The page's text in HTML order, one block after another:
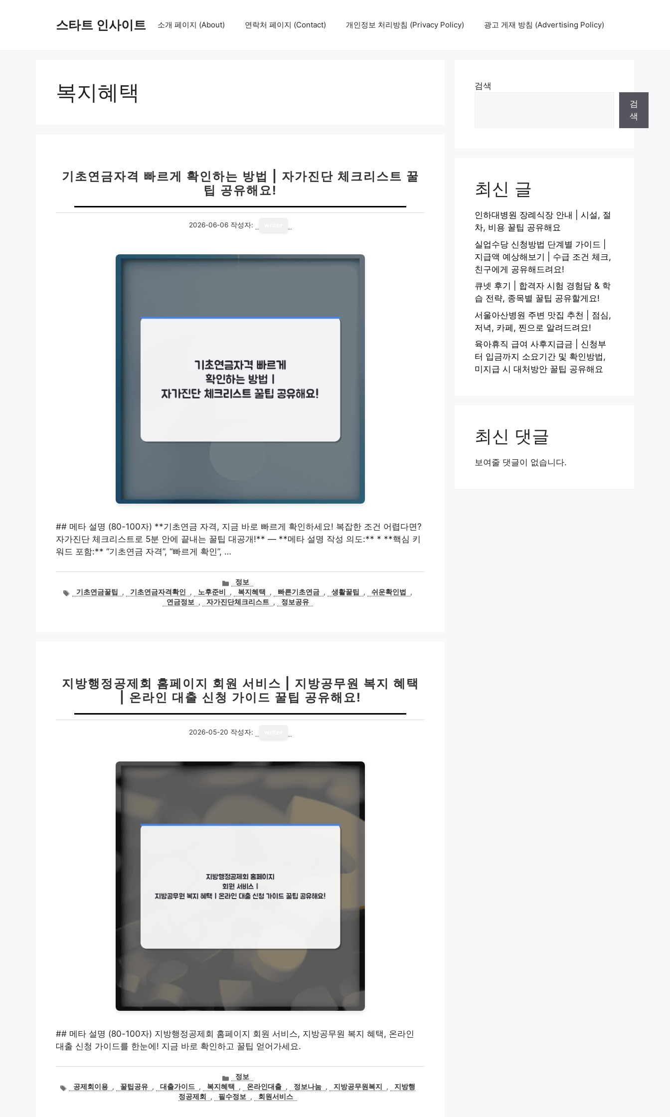
스타트 인사이트 소개 페이지 (About) 연락처 페이지 (Contact) 개인정보 처리방침 (Privacy Policy) 광고 게재 방침 (Advertising Policy)
복지혜택
기초연금자격 빠르게 확인하는 방법 | 자가진단 체크리스트 꿀
팁 공유해요!
2026-06-06 작성자:
## 메타 설명 (80-100자) **기초연금 자격, 지금 바로 빠르게 확인하세요! 복잡한 조건 어렵다면?
자가진단 체크리스트로 5분 안에 끝내는 꿀팁 대공개!** — **메타 설명 작성 의도:** * **핵심 키
워드 포함:** “기초연금 자격”, “빠르게 확인”, …
카
고
정보
태기초연금꿀팁 , 기초연금자격확인 , 노후준비 , 복지혜택 , 빠른기초연금 , 생활꿀팁 , 쉬운확인법
,
연금정보
, 자가진단체크리스트 , 정보공유
지방행정공제회 홈페이지 회원 서비스 | 지방공무원 복지 혜택
| 온라인 대출 신청 가이드 꿀팁 공유해요!
2026-05-20 작성자:
## 메타 설명 (80-100자) 지방행정공제회 홈페이지 회원 서비스, 지방공무원 복지 혜택, 온라인
대출 신청 가이드를 한눈에! 지금 바로 확인하고 꿀팁 얻어가세요.
카
테
고
정보
태공제회이용 , 꿀팁공유 , 대출가이드 , 복지혜택 , 온라인대출 , 정보나눔 , 지방공무원복지 ,
지방행
정공제회
, 필수정보 , 회원서비스
검색
검
색
최신 글
인하대병원 장례식장 안내 | 시설, 절
차, 비용 꿀팁 공유해요
실업수당 신청방법 단계별 가이드 |
지급액 예상해보기 | 수급 조건 체크,
친구에게 공유해드려요!
큐넷 후기 | 합격자 시험 경험담 & 학
습 전략, 종목별 꿀팁 공유할게요!
서울아산병원 주변 맛집 추천 | 점심,
저녁, 카페, 찐으로 알려드려요!
육아휴직 급여 사후지급금 | 신청부
터 입금까지 소요기간 및 확인방법,
미지급 시 대처방안 꿀팁 공유해요
최신 댓글
보여줄 댓글이 없습니다.